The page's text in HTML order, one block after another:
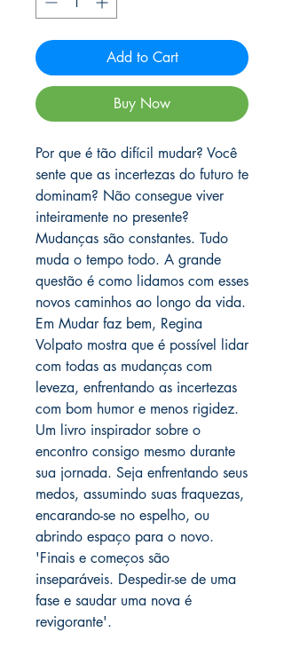
Add to Cart
Buy Now
Por que é tão difícil mudar? Você
sente que as incertezas do futuro te
dominam? Não consegue viver
inteiramente no presente?
Mudanças são constantes. Tudo
muda o tempo todo. A grande
questão é como lidamos com esses
novos caminhos ao longo da vida.
Em Mudar faz bem, Regina
Volpato mostra que é possível lidar
com todas as mudanças com
leveza, enfrentando as incertezas
com bom humor e menos rigidez.
Um livro inspirador sobre o
encontro consigo mesmo durante
sua jornada. Seja enfrentando seus
medos, assumindo suas fraquezas,
encarando-se no espelho, ou
abrindo espaço para o novo.
'Finais e começos são
inseparáveis. Despedir-se de uma
fase e saudar uma nova é
revigorante'.